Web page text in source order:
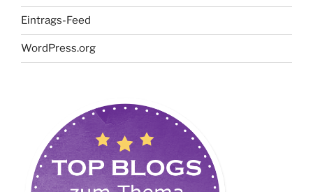
Eintrags-Feed
WordPress.org